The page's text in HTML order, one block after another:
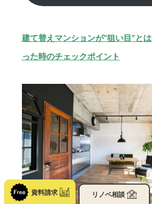
建て替えマンションが“狙い目”と
った時のチェックポイント
資料請求 リノベ相談